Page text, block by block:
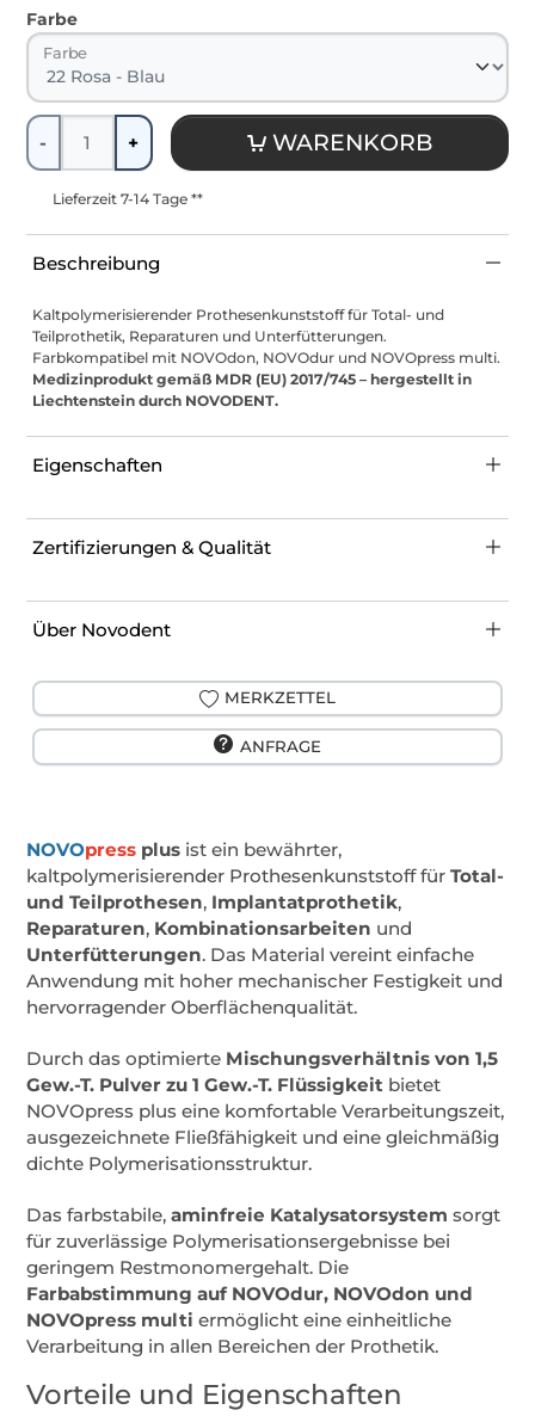
Farbe
Farbe
Menge
- + WARENKORB
Lieferzeit 7-14 Tage **
Beschreibung
Kaltpolymerisierender Prothesenkunststoff für Total- und
Teilprothetik, Reparaturen und Unterfütterungen.
Farbkompatibel mit NOVOdon, NOVOdur und NOVOpress multi.
Medizinprodukt gemäß MDR (EU) 2017/745 – hergestellt in
Liechtenstein durch NOVODENT.
Eigenschaften
Zertifizierungen & Qualität
Über Novodent
MERKZETTEL
ANFRAGE
NOVOpressplusist ein bewährter,
kaltpolymerisierender Prothesenkunststoff für Total-
und Teilprothesen, Implantatprothetik,
Reparaturen, Kombinationsarbeiten und
Unterfütterungen. Das Material vereint einfache
Anwendung mit hoher mechanischer Festigkeit und
hervorragender Oberflächenqualität.
Durch das optimierte Mischungsverhältnis von 1,5
Gew.-T. Pulver zu 1 Gew.-T. Flüssigkeitbietet
NOVOpress plus eine komfortable Verarbeitungszeit,
ausgezeichnete Fließfähigkeit und eine gleichmäßig
dichte Polymerisationsstruktur.
Das farbstabile, aminfreie Katalysatorsystem sorgt
für zuverlässige Polymerisationsergebnisse bei
geringem Restmonomergehalt. Die
Farbabstimmung auf NOVOdur, NOVOdon und
NOVOpress multi ermöglicht eine einheitliche
Verarbeitung in allen Bereichen der Prothetik.
Vorteile und Eigenschaften